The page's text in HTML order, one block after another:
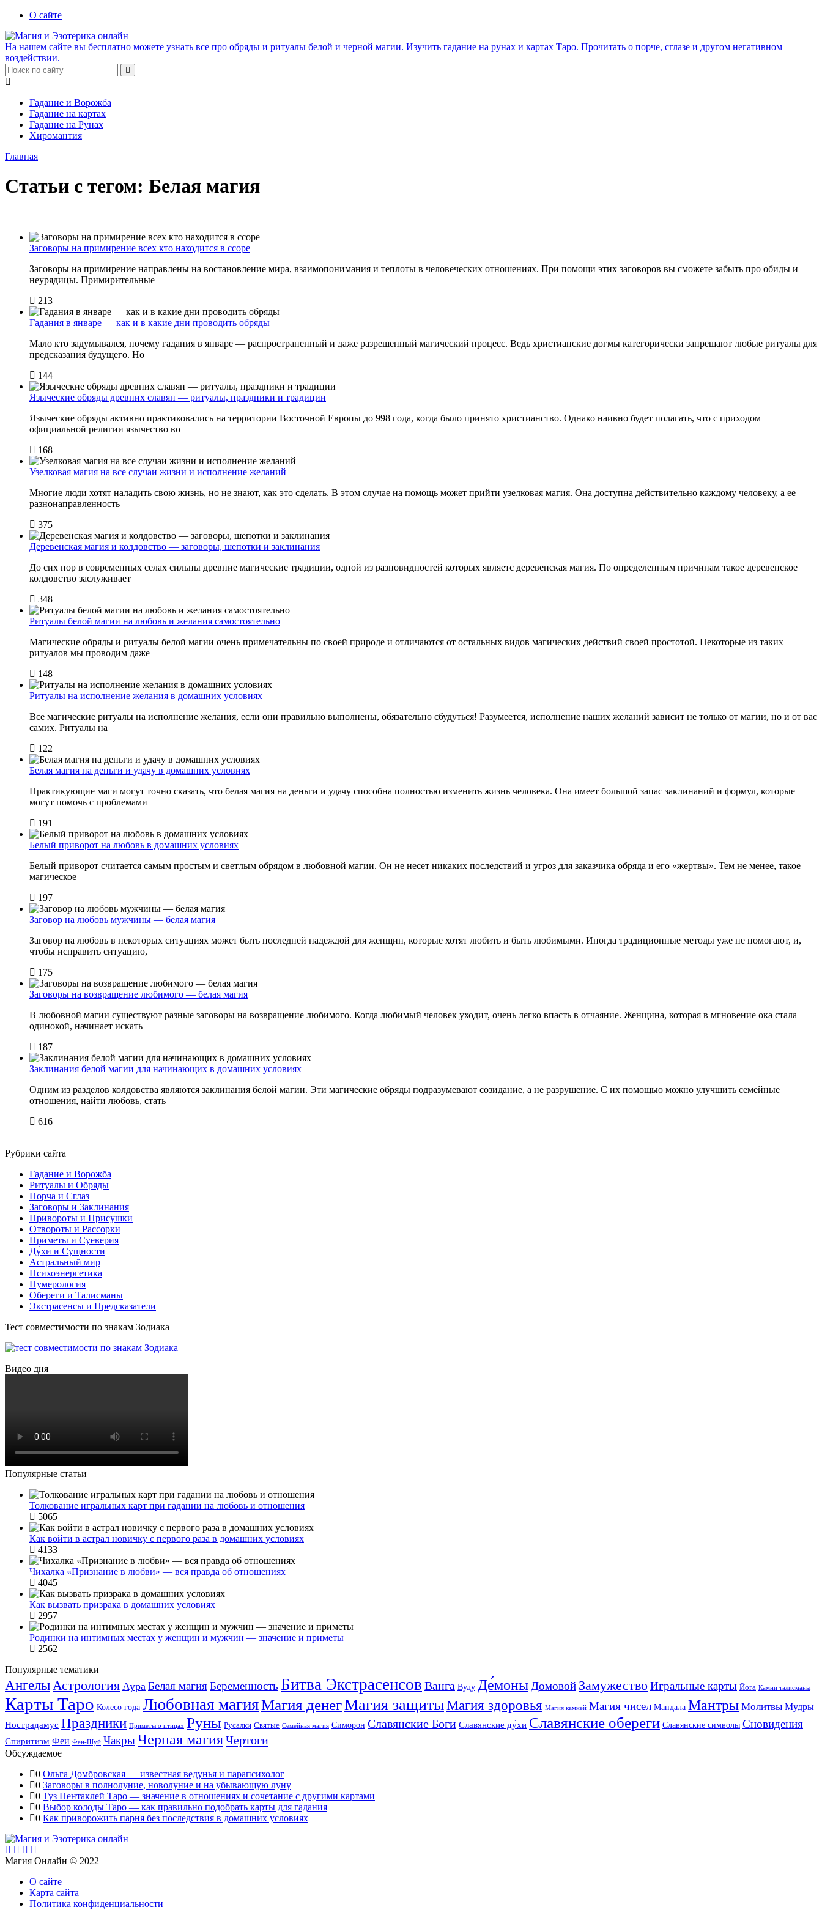
О сайте
На нашем сайте вы бесплатно можете узнать все про обряды и ритуалы белой и черной магии. Изучить гадание на рунах и картах Таро. Прочитать о порче, сглазе и другом негативном
воздействии.
Гадание и Ворожба
Гадание на картах
Гадание на Рунах
Хиромантия
Главная
Статьи с тегом: Белая магия
Заговоры на примирение всех кто находится в ссоре
Заговоры на примирение направлены на востановление мира, взаимопонимания и теплоты в человеческих отношениях. При помощи этих заговоров вы сможете забыть про обиды и
неурядицы. Примирительные
213
Гадания в январе — как и в какие дни проводить обряды
Мало кто задумывался, почему гадания в январе — распространенный и даже разрешенный магический процесс. Ведь христианские догмы категорически запрещают любые ритуалы для
предсказания будущего. Но
144
Языческие обряды древних славян — ритуалы, праздники и традиции
Языческие обряды активно практиковались на территории Восточной Европы до 998 года, когда было принято христианство. Однако наивно будет полагать, что с приходом
официальной религии язычество во
168
Узелковая магия на все случаи жизни и исполнение желаний
Многие люди хотят наладить свою жизнь, но не знают, как это сделать. В этом случае на помощь может прийти узелковая магия. Она доступна действительно каждому человеку, а ее
разнонаправленность
375
Деревенская магия и колдовство — заговоры, шепотки и заклинания
До сих пор в современных селах сильны древние магические традиции, одной из разновидностей которых являетс деревенская магия. По определенным причинам такое деревенское
колдовство заслуживает
348
Ритуалы белой магии на любовь и желания самостоятельно
Магические обряды и ритуалы белой магии очень примечательны по своей природе и отличаются от остальных видов магических действий своей простотой. Некоторые из таких
ритуалов мы проводим даже
148
Ритуалы на исполнение желания в домашних условиях
Все магические ритуалы на исполнение желания, если они правильно выполнены, обязательно сбудуться! Разумеется, исполнение наших желаний зависит не только от магии, но и от вас
самих. Ритуалы на
122
Белая магия на деньги и удачу в домашних условиях
Практикующие маги могут точно сказать, что белая магия на деньги и удачу способна полностью изменить жизнь человека. Она имеет большой запас заклинаний и формул, которые
могут помочь с проблемами
191
Белый приворот на любовь в домашних условиях
Белый приворот считается самым простым и светлым обрядом в любовной магии. Он не несет никаких последствий и угроз для заказчика обряда и его «жертвы». Тем не менее, такое
магическое
197
Заговор на любовь мужчины — белая магия
Заговор на любовь в некоторых ситуациях может быть последней надеждой для женщин, которые хотят любить и быть любимыми. Иногда традиционные методы уже не помогают, и,
чтобы исправить ситуацию,
175
Заговоры на возвращение любимого — белая магия
В любовной магии существуют разные заговоры на возвращение любимого. Когда любимый человек уходит, очень легко впасть в отчаяние. Женщина, которая в мгновение ока стала
одинокой, начинает искать
187
Заклинания белой магии для начинающих в домашних условиях
Одним из разделов колдовства являются заклинания белой магии. Эти магические обряды подразумевают созидание, а не разрушение. С их помощью можно улучшить семейные
отношения, найти любовь, стать
616
Рубрики сайта
Гадание и Ворожба
Ритуалы и Обряды
Порча и Сглаз
Заговоры и Заклинания
Привороты и Присушки
Отвороты и Рассорки
Приметы и Суеверия
Ду́хи и Сущности
Астральный мир
Психоэнергетика
Нумерология
Обереги и Талисманы
Экстрасенсы и Предсказатели
Тест совместимости по знакам Зодиака
Видео дня
Популярные статьи
Толкование игральных карт при гадании на любовь и отношения
5065
Как войти в астрал новичку с первого раза в домашних условиях
4133
Чихалка «Признание в любви» — вся правда об отношениях
4045
Как вызвать призрака в домашних условиях
2957
Родинки на интимных местах у женщин и мужчин — значение и приметы
2562
Популярные тематики
АнгелыАстрология Аура Белая магияБеременность Битва Экстрасенсов Ванга Вуду Де́моны Домовой ЗамужествоИгральные карты Йога Камни талисманы
Карты Таро Колесо года Любовная магияМагия денегМагия защитыМагия здоровья Магия камней Магия чисел Мандала Мантры Молитвы Мудры
Нострадамус Праздники Приметы о птицах Руны Русалки Святые Семейная магия Симорон Славянские Боги Славянские ду́хи Славянские обереги Славянские символы Сновидения
Спиритизм Феи Фен-Шуй ЧакрыЧерная магияЧертоги
Обсуждаемое
0 Ольга Домбровская — известная ведунья и парапсихолог
0 Заговоры в полнолуние, новолуние и на убывающую луну
0 Туз Пентаклей Таро — значение в отношениях и сочетание с другими картами
0 Выбор колоды Таро — как правильно подобрать карты для гадания
0 Как приворожить парня без последствия в домашних условиях
Магия Онлайн © 2022
О сайте
Карта сайта
Политика конфиденциальности